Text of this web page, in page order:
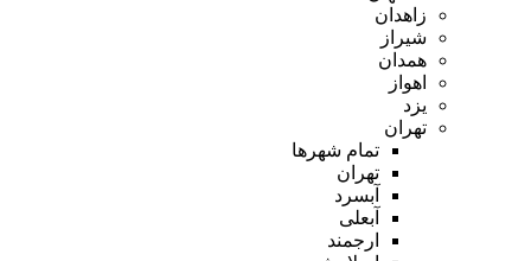
زاهدان
شیراز
همدان
اهواز
یزد
تهران
تمام شهر‌ها
تهران
آبسرد
آبعلی
ارجمند